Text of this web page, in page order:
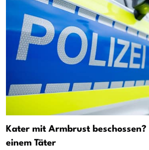
Kater mit Armbrust beschossen?
einem Täter